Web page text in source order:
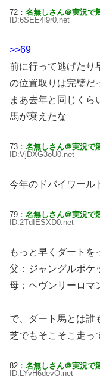
72： 名無しさん＠実況で
ID:6SEE4l9r0.net
>>69
前に行って逃げたり
の位置取りは完璧だ
まあ去年と同じくら
馬が衰えたな
73： 名無しさん＠実況で
ID:VjDXG3oU0.net
今年のドバイワール
79： 名無しさん＠実況で
ID:2TdIESXD0.net
もっと早くダートを
父：ジャングルポケ
母：ヘヴンリーロマ
で、ダート馬とは誰
芝でもそこそこ走っ
82： 名無しさん＠実況で
ID:LYvH6devO.net